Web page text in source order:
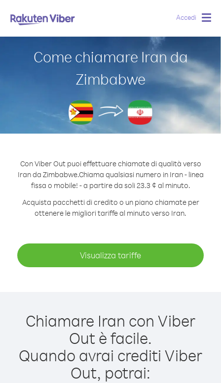
Accedi
Come chiamare Iran da
Zimbabwe
Con Viber Out puoi effettuare chiamate di qualità verso
Iran da Zimbabwe.Chiama qualsiasi numero in Iran - linea
fissa o mobile! - a partire da soli 23.3 ¢ al minuto.
Acquista pacchetti di credito o un piano chiamate per
ottenere le migliori tariffe al minuto verso Iran.
Visualizza tariffe
Chiamare Iran con Viber
Out è facile.
Quando avrai crediti Viber
Out, potrai: